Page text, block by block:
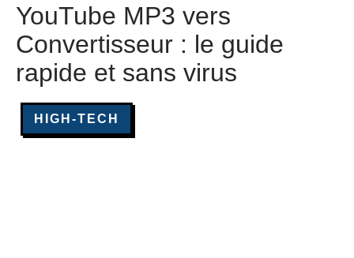
YouTube MP3 vers
Convertisseur : le guide
rapide et sans virus
HIGH-TECH